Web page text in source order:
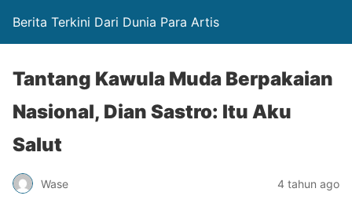
Berita Terkini Dari Dunia Para Artis
Tantang Kawula Muda Berpakaian
Nasional, Dian Sastro: Itu Aku
Salut
Wase 4 tahun ago